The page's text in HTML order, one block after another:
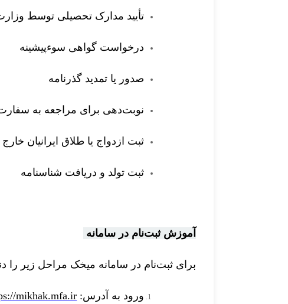
تأیید مدارک تحصیلی توسط
درخواست گواهی سوءپیشینه
صدور یا تمدید گذرنامه
نوبت‌دهی برای مراجعه به
ثبت ازدواج یا طلاق ایرانیان
ثبت تولد و دریافت شناسنامه
آموزش ثبت‌نام در سامانه
برای ثبت‌نام در سامانه میخک مراحل زیر را
ورود به آدرس:
mikhak.mfa.ir